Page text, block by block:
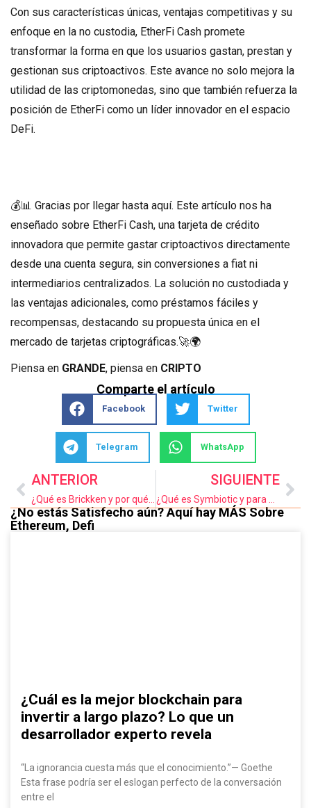
Con sus características únicas, ventajas competitivas y su
enfoque en la no custodia, EtherFi Cash promete
transformar la forma en que los usuarios gastan, prestan y
gestionan sus criptoactivos. Este avance no solo mejora la
utilidad de las criptomonedas, sino que también refuerza la
posición de EtherFi como un líder innovador en el espacio
DeFi.
💰📊 Gracias por llegar hasta aquí. Este artículo nos ha
enseñado sobre EtherFi Cash, una tarjeta de crédito
innovadora que permite gastar criptoactivos directamente
desde una cuenta segura, sin conversiones a fiat ni
intermediarios centralizados. La solución no custodiada y
las ventajas adicionales, como préstamos fáciles y
recompensas, destacando su propuesta única en el
mercado de tarjetas criptográficas.🚀🌍
Piensa en GRANDE, piensa en CRIPTO
Comparte el artículo
Facebook Twitter
Telegram WhatsApp
ANTERIOR SIGUIENTE
¿No estás Satisfecho aún? Aquí hay MÁS Sobre
Ethereum, Defi
¿Cuál es la mejor blockchain para
invertir a largo plazo? Lo que un
desarrollador experto revela
“La ignorancia cuesta más que el conocimiento.”— Goethe
Esta frase podría ser el eslogan perfecto de la conversación
entre el